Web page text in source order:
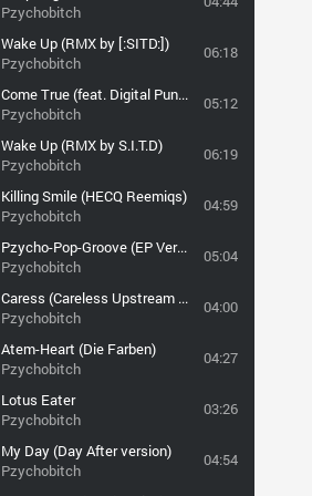
Pzychobitch
Wake Up (RMX by [:SITD:])
Pzychobitch
06:18
Come True (feat. Digital Punk Boys & Rosa Lahn)
Pzychobitch
05:12
Wake Up (RMX by S.I.T.D)
Pzychobitch
06:19
Killing Smile (HECQ Reemiqs)
Pzychobitch
04:59
Pzycho-Pop-Groove (EP Version)
Pzychobitch
05:04
Caress (Careless Upstream Miqs)
Pzychobitch
04:00
Atem-Heart (Die Farben)
Pzychobitch
04:27
Lotus Eater
Pzychobitch
03:26
My Day (Day After version)
Pzychobitch
04:54